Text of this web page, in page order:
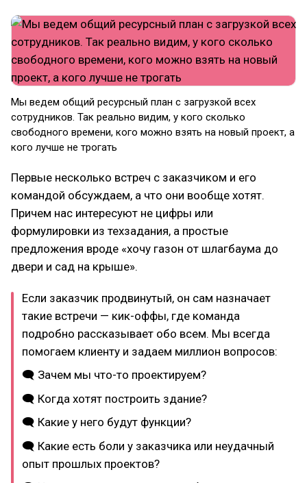
Мы ведем общий ресурсный план с загрузкой всех
сотрудников. Так реально видим, у кого сколько
свободного времени, кого можно взять на новый проект, а
кого лучше не трогать
Первые несколько встреч с заказчиком и его
командой обсуждаем, а что они вообще хотят.
Причем нас интересуют не цифры или
формулировки из техзадания, а простые
предложения вроде «хочу газон от шлагбаума до
двери и сад на крыше».
Если заказчик продвинутый, он сам назначает
такие встречи — кик-оффы, где команда
подробно рассказывает обо всем. Мы всегда
помогаем клиенту и задаем миллион вопросов:
🗨 Зачем мы что-то проектируем?
🗨 Когда хотят построить здание?
🗨 Какие у него будут функции?
🗨 Какие есть боли у заказчика или неудачный
опыт прошлых проектов?